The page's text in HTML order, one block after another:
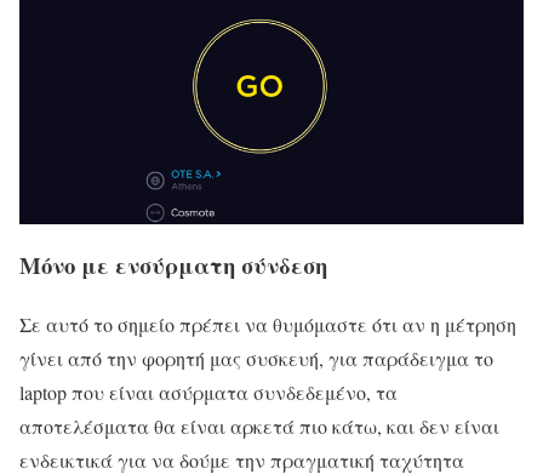
Μόνο με ενσύρματη σύνδεση
Σε αυτό το σημείο πρέπει να θυμόμαστε ότι αν η μέτρηση
γίνει από την φορητή μας συσκευή, για παράδειγμα το
laptop που είναι ασύρματα συνδεδεμένο, τα
αποτελέσματα θα είναι αρκετά πιο κάτω, και δεν είναι
ενδεικτικά για να δούμε την πραγματική ταχύτητα